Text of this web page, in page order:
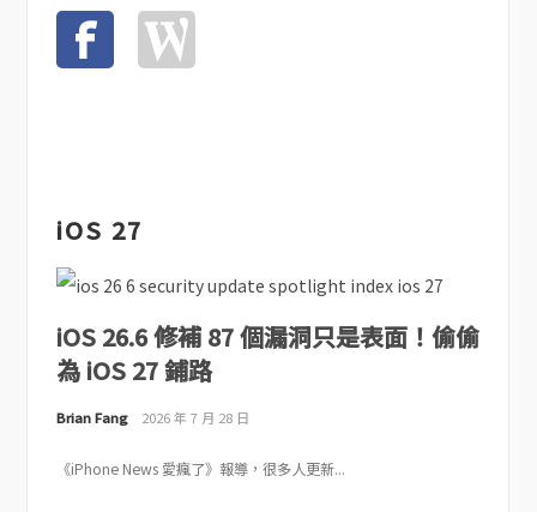
iOS 27
iOS 26.6 修補 87 個漏洞只是表面！偷偷
為 iOS 27 鋪路
Brian Fang 2026 年 7 月 28 日
《iPhone News 愛瘋了》報導，很多人更新...